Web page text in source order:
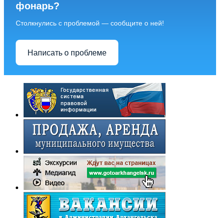
фонарь?
Столкнулись с проблемой — сообщите о ней!
Написать о проблеме